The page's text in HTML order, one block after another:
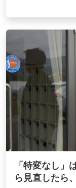
「特変なし」
ら見直したら